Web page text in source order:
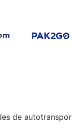
de